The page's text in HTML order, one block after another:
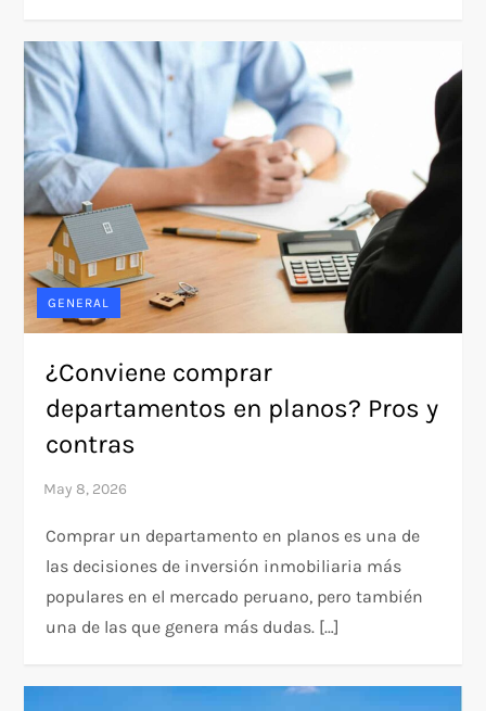
GENERAL
¿Conviene comprar
departamentos en planos? Pros y
contras
Comprar un departamento en planos es una de
las decisiones de inversión inmobiliaria más
populares en el mercado peruano, pero también
una de las que genera más dudas. […]